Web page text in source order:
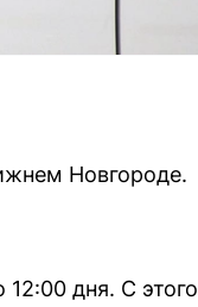
Новгороде.
дня. С этого